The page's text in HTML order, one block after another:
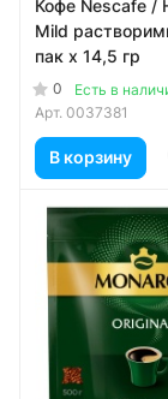
Кофе Nescafe /
Mild
пак x 14,5 гр
0
Есть в
Арт. 0037381
В корзину